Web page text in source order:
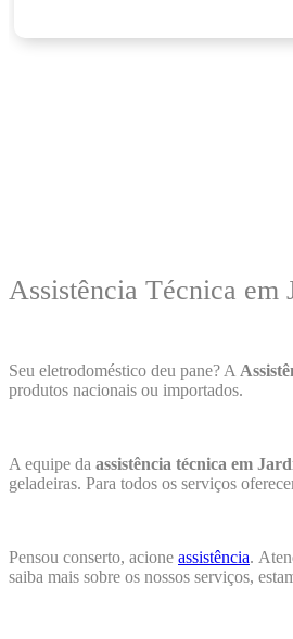
Assistência Técnica em
Seu eletrodoméstico deu pane? A
produtos nacionais ou importados.
A equipe da assistência técnica em
geladeiras. Para todos os serviços
Pensou conserto, acione assistência.
saiba mais sobre os nossos serviços,